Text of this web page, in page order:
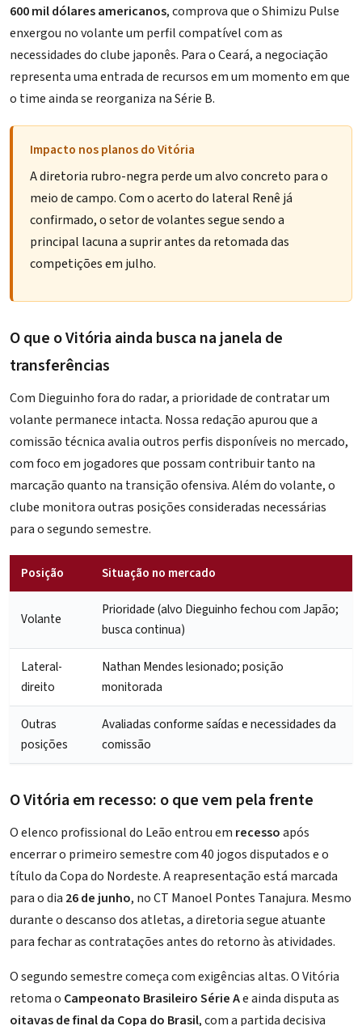
600 mil dólares americanos, comprova que o Shimizu Pulse
enxergou no volante um perfil compatível com as
necessidades do clube japonês. Para o Ceará, a negociação
representa uma entrada de recursos em um momento em que
o time ainda se reorganiza na Série B.
Impacto nos planos do Vitória
A diretoria rubro-negra perde um alvo concreto para o
meio de campo. Com oacerto do lateral Renê já
confirmado, o setor de volantes segue sendo a
principal lacuna a suprir antes da retomada das
competições em julho.
O que o Vitória ainda busca na janela de
transferências
Com Dieguinho fora do radar, a prioridade de contratar um
volante permanece intacta. Nossa redação apurou que a
comissão técnica avalia outros perfis disponíveis no mercado,
com foco em jogadores que possam contribuir tanto na
marcação quanto na transição ofensiva. Além do volante, o
clube monitora outras posições consideradas necessárias
para o segundo semestre.
Posição Situação no mercado
Volante
Prioridade (alvo Dieguinho fechou com Japão;
busca continua)
Lateral-
direito
Nathan Mendes lesionado; posição
monitorada
Outras
posições
Avaliadas conforme saídas e necessidades da
comissão
O Vitória em recesso: o que vem pela frente
O elenco profissional do Leão entrou em recessoapós
encerrar o primeiro semestre com40 jogos disputados e o
título da Copa do Nordeste. A reapresentação está marcada
para o dia 26 de junho, no CT Manoel Pontes Tanajura. Mesmo
durante o descanso dos atletas, a diretoria segue atuante
para fechar as contratações antes do retorno às atividades.
O segundo semestre começa com exigências altas. O Vitória
retoma o Campeonato Brasileiro Série Ae ainda disputa as
oitavas de final da Copa do Brasil, com a partida decisiva